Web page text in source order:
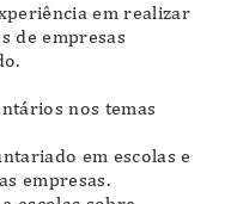
em realizar
de empresas
nos temas
em escolas e
empresas.